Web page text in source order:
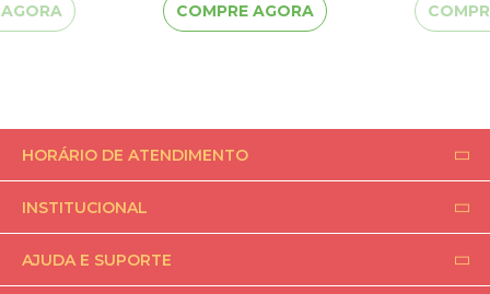
COMPRE AGORA
HORÁRIO DE ATENDIMENTO
INSTITUCIONAL
AJUDA E SUPORTE